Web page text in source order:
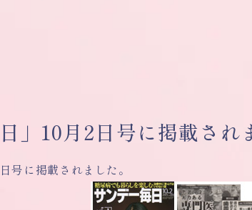
」10月2日号に掲載され
号に掲載されました。